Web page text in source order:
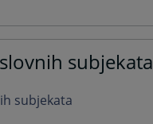
subjekata
subjekata